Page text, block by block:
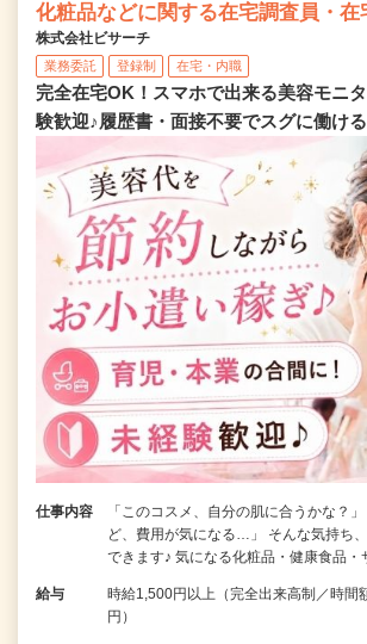
化粧品などに関する在宅調査員・在
株式会社ビサーチ
業務委託 登録制 在宅・内職
完全在宅OK！スマホで出来る美容モニ
験歓迎♪履歴書・面接不要でスグに働け
仕事内容
「このコスメ、自分の肌に合うかな？
ど、費用が気になる…」 そんな気持ち
できます♪ 気になる化粧品・健康食品
給与
時給1,500円以上（完全出来高制／時間
円）